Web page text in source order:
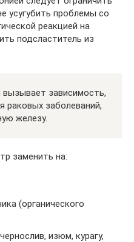
усугубить проблемы со
реакцией на
подсластитель из
вызывает зависимость,
раковых заболеваний,
железу.
заменить на:
(органического
изюм, курагу,